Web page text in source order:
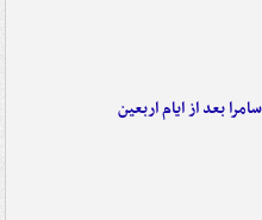
بعد از ایام اربعین